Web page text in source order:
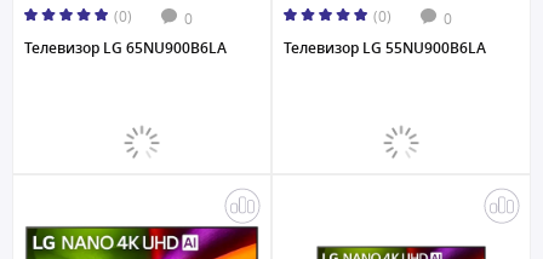
(0) 0
Телевизор LG 65NU900B6LA
(0) 0
Телевизор LG 55NU900B6LA